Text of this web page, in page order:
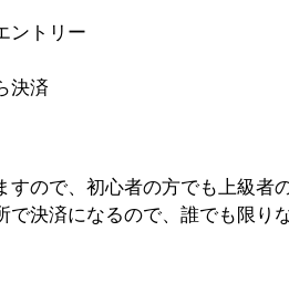
ントリー
決済
すので、初心者の方でも上級者
で決済になるので、誰でも限り